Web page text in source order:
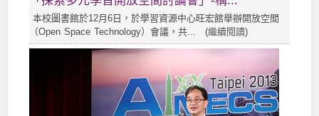
本校圖書館於12月6日，於學習資源中心旺宏館舉辦開放空間
（Open Space Technology）會議，共... (繼續閱讀)